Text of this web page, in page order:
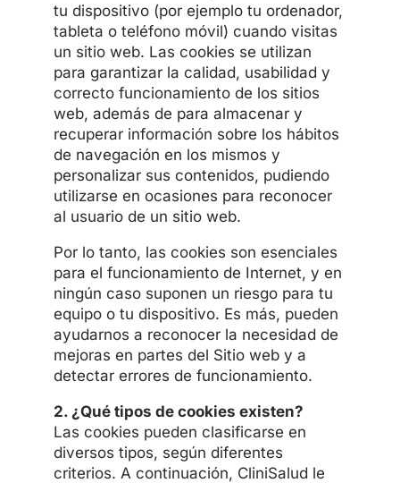
tu dispositivo (por ejemplo tu ordenador,
tableta o teléfono móvil) cuando visitas
un sitio web. Las cookies se utilizan
para garantizar la calidad, usabilidad y
correcto funcionamiento de los sitios
web, además de para almacenar y
recuperar información sobre los hábitos
de navegación en los mismos y
personalizar sus contenidos, pudiendo
utilizarse en ocasiones para reconocer
al usuario de un sitio web.
Por lo tanto, las cookies son esenciales
para el funcionamiento de Internet, y en
ningún caso suponen un riesgo para tu
equipo o tu dispositivo. Es más, pueden
ayudarnos a reconocer la necesidad de
mejoras en partes del Sitio web y a
detectar errores de funcionamiento.
2. ¿Qué tipos de cookies existen?
Las cookies pueden clasificarse en
diversos tipos, según diferentes
criterios. A continuación, CliniSalud le